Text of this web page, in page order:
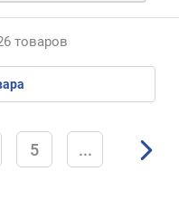
товаров
5 ...